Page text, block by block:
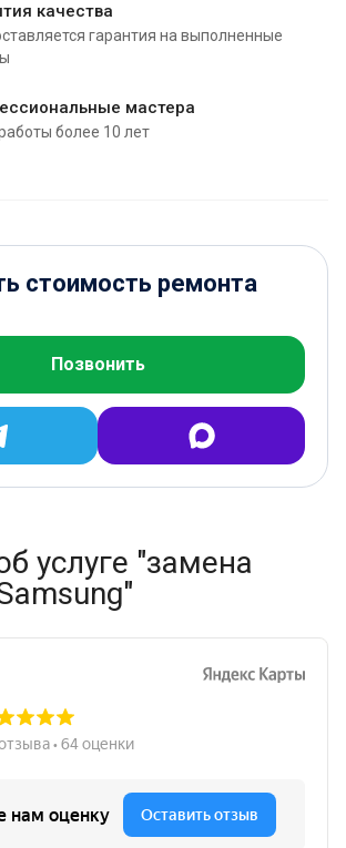
качества
гарантия на выполненные
мастера
более 10 лет
стоимость ремонта
Позвонить
услуге "замена